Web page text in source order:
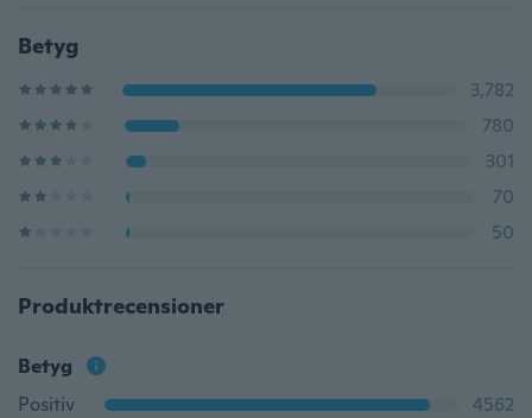
Betyg
3,782
780
301
70
50
Produktrecensioner
Betyg
Positiv
4562